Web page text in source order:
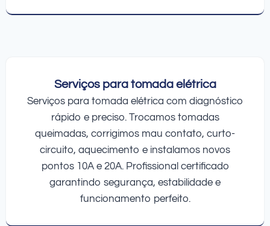
Serviços para tomada elétrica
Serviços para tomada elétrica com diagnóstico
rápido e preciso. Trocamos tomadas
queimadas, corrigimos mau contato, curto-
circuito, aquecimento e instalamos novos
pontos 10A e 20A. Profissional certificado
garantindo segurança, estabilidade e
funcionamento perfeito.